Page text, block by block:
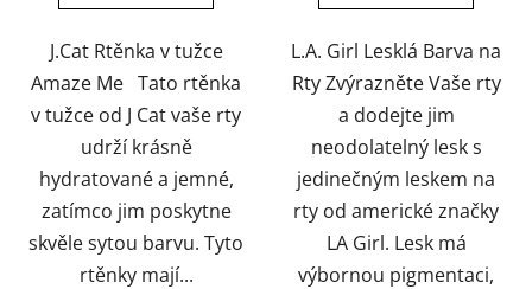
5
hvězdiček.
J.Cat Rtěnka v tužce
Amaze Me Tato rtěnka
v tužce od J Cat vaše rty
udrží krásně
hydratované a jemné,
zatímco jim poskytne
skvěle sytou barvu. Tyto
rtěnky mají...
5
hvězdiček.
L.A. Girl Lesklá Barva na
Rty Zvýrazněte Vaše rty
a dodejte jim
neodolatelný lesk s
jedinečným leskem na
rty od americké značky
LA Girl. Lesk má
výbornou pigmentaci,